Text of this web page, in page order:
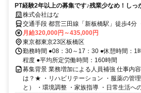
PT経験2年以上の募集です♪残業少なめ！しっ
祝日休み・年間休日124日！
株式会社はな
交通手段 都営三田線「新板橋駅」徒歩4分
徒歩6分 ・JR埼京線「板橋駅」徒歩7分 【
「新板橋駅」
月給320,000円～435,000円
東京都東京23区板橋区
勤務時間 ●08：30～17：30 ●休憩時間：1
程度 ●平均所定労働時間：160時間
募集背景 業務増加による人員補強 仕事内
は？★ ・リハビリテーション ・服薬の管
と） ・環境調整 ・家族指導 ・日常生活へ